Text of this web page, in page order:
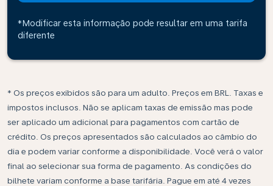
*Modificar esta informação pode resultar em uma tarifa
diferente
* Os preços exibidos são para um adulto. Preços em BRL. Taxas e
impostos inclusos. Não se aplicam taxas de emissão mas pode
ser aplicado um adicional para pagamentos com cartão de
crédito. Os preços apresentados são calculados ao câmbio do
dia e podem variar conforme a disponibilidade. Você verá o valor
final ao selecionar sua forma de pagamento. As condições do
bilhete variam conforme a base tarifária. Pague em até 4 vezes